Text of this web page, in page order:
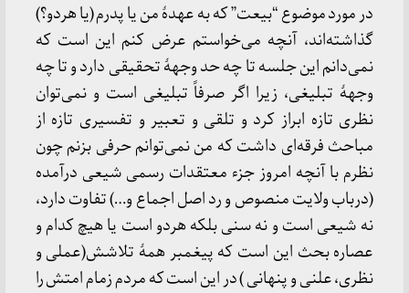
در مورد موضوع “بیعت” که به عهدۀ من یا پدرم (یا هردو؟)
گذاشته‌اند، آنچه می‌خواستم عرض کنم این است که
نمی‌دانم این جلسه تا چه حد وجهۀ تحقیقی دارد و تا چه
وجهۀ تبلیغی، زیرا اگر صرفاً تبلیغی است و نمی‌توان
نظری تازه ابراز کرد و تلقی و تعبیر و تفسیری تازه از
مباحث فرقه‌ای داشت که من نمی‌توانم حرفی بزنم چون
نظرم با آنچه امروز جزء معتقدات رسمی شیعی درآمده
(درباب ولایت منصوص و رد اصل اجماع و…) تفاوت دارد،
نه شیعی است و نه سنی بلکه هردو است یا هیچ کدام و
عصاره بحث این است که پیغمبر همۀ تلاشش(عملی و
نظری، علنی و پنهانی ) در این است که مردم زمام امتش را